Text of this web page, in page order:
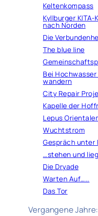
Keltenkompass
Kyllburger
nach Norden
Die
The blue line
Bei
wandern
City Repair
Kapelle der
Lepus
Wuchtstrom
Gespräch unter
…stehen und
Die Dryade
Warten Auf…..
Das Tor
Vergangene Jahre: